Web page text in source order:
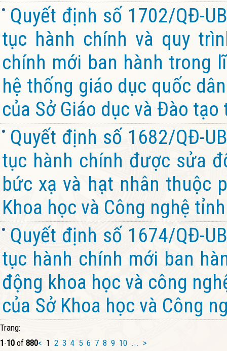
Quyết định số 1702/QĐ-
tục hành chính và quy
chính mới ban hành trong
hệ thống giáo dục quốc
của Sở Giáo dục và Đào
Quyết định số 1682/QĐ-
tục hành chính được sửa
bức xạ và hạt nhân thuộc
Khoa học và Công nghệ
Quyết định số 1674/QĐ-
tục hành chính mới ban
động khoa học và công
của Sở Khoa học và Công
Trang:
1-10 of 880< 1 2 3 4 5 6 7 8 9 10 ... >